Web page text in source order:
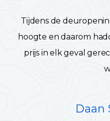
Tijdens de
hoogte en daarom
prijs in elk geval
Daan